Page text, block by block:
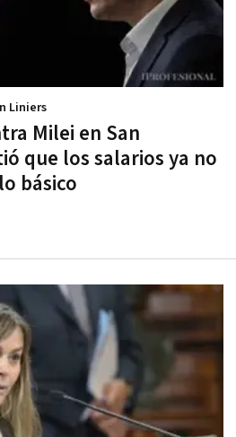
Milei en San
que los salarios ya no
básico
Liniers